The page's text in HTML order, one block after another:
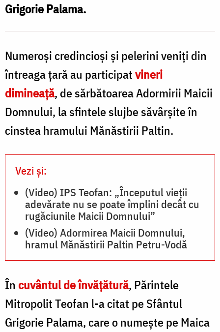
Grigorie Palama.
Numeroși credincioși și pelerini veniți din
întreaga țară au participatvineri
dimineață, de sărbătoarea Adormirii Maicii
Domnului, la sfintele slujbe săvârșite în
cinstea hramului Mănăstirii Paltin.
Vezi și:
(Video) IPS Teofan: „Începutul vieții
adevărate nu se poate împlini decât cu
rugăciunile Maicii Domnului”
(Video) Adormirea Maicii Domnului,
hramul Mănăstirii Paltin Petru-Vodă
În cuvântul de învățătură, Părintele
Mitropolit Teofan l-a citat pe Sfântul
Grigorie Palama, care o numește pe Maica